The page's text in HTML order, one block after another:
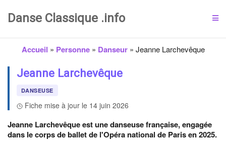
Danse Classique .info
Accueil » Personne» Danseur» Jeanne Larchevêque
Jeanne Larchevêque
DANSEUSE
Fiche mise à jour le 14 juin 2026
Jeanne Larchevêque est une danseuse française, engagée
dans le corps de ballet de l'Opéra national de Paris en 2025.